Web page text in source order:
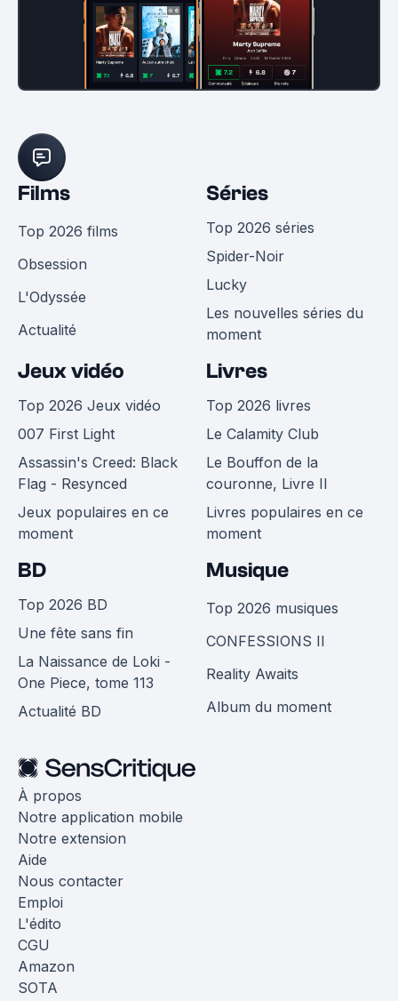
Films
Top 2026 films
Obsession
L'Odyssée
Actualité
Séries
Top 2026 séries
Spider-Noir
Lucky
Les nouvelles séries du
moment
Jeux vidéo
Top 2026 Jeux vidéo
007 First Light
Assassin's Creed: Black
Flag - Resynced
Jeux populaires en ce
moment
Livres
Top 2026 livres
Le Calamity Club
Le Bouffon de la
couronne, Livre II
Livres populaires en ce
moment
BD
Top 2026 BD
Une fête sans fin
La Naissance de Loki -
One Piece, tome 113
Actualité BD
Musique
Top 2026 musiques
CONFESSIONS II
Reality Awaits
Album du moment
À propos
Notre application mobile
Notre extension
Aide
Nous contacter
Emploi
L'édito
CGU
Amazon
SOTA